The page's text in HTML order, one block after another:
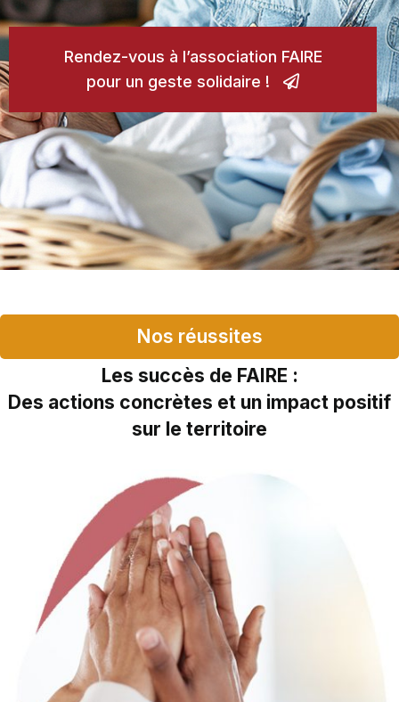
Rendez-vous à l’association FAIRE
pour un geste solidaire !
Nos réussites
Les succès de FAIRE :
Des actions concrètes et un impact positif
sur le territoire